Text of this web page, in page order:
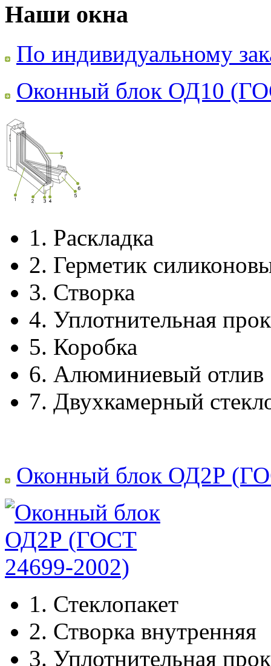
Наши окна
По индивидуальному
Оконный блок ОД10
1. Раскладка
2. Герметик
3. Створка
4. Уплотнительная
5. Коробка
6. Алюминиевый отлив
7. Двухкамерный
Оконный блок ОД2Р
1. Стеклопакет
2. Створка внутренняя
3. Уплотнительная